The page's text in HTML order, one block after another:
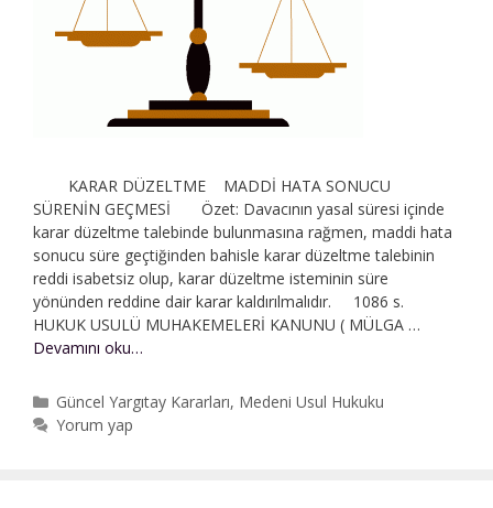
KARAR DÜZELTME MADDİ HATA SONUCU
SÜRENİN GEÇMESİ Özet: Davacının yasal süresi içinde
karar düzeltme talebinde bulunmasına rağmen, maddi hata
sonucu süre geçtiğinden bahisle karar düzeltme talebinin
reddi isabetsiz olup, karar düzeltme isteminin süre
yönünden reddine dair karar kaldırılmalıdır. 1086 s.
HUKUK USULÜ MUHAKEMELERİ KANUNU ( MÜLGA …
Devamını oku…
|
Maddi
Kategoriler
Güncel Yargıtay Kararları, Medeni Usul Hukuku
Yorum yap